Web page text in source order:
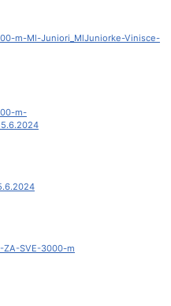
m-Ml-Juniori_MlJuniorke-Vinisce-
m-
ZA-SVE-3000-m